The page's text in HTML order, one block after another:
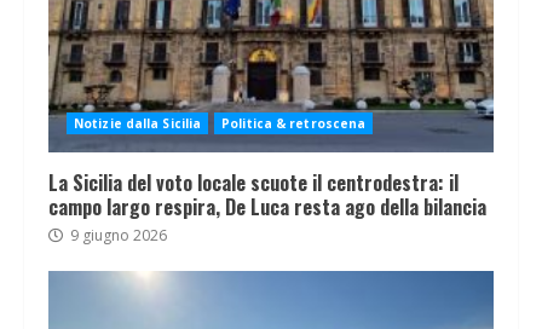
Notizie dalla Sicilia Politica & retroscena
La Sicilia del voto locale scuote il centrodestra: il
campo largo respira, De Luca resta ago della bilancia
9 giugno 2026